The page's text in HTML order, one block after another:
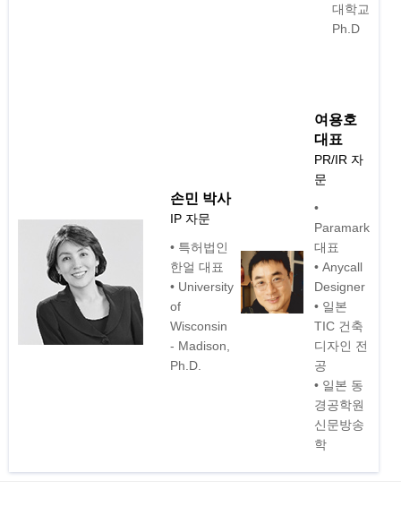
대학교
Ph.D
손민 박사
IP 자문
• 특허법인
한얼 대표
• University
of
Wisconsin
- Madison,
Ph.D.
여용호
대표
PR/IR 자
문
•
Paramark
대표
• Anycall
Designer
• 일본
TIC 건축
디자인 전
공
• 일본 동
경공학원
신문방송
학